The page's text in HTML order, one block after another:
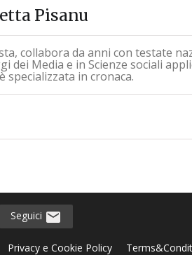
Pisanu
collabora da anni con testate
dei Media e in Scienze sociali
specializzata in cronaca.
Seguici
Privacy e Cookie Policy